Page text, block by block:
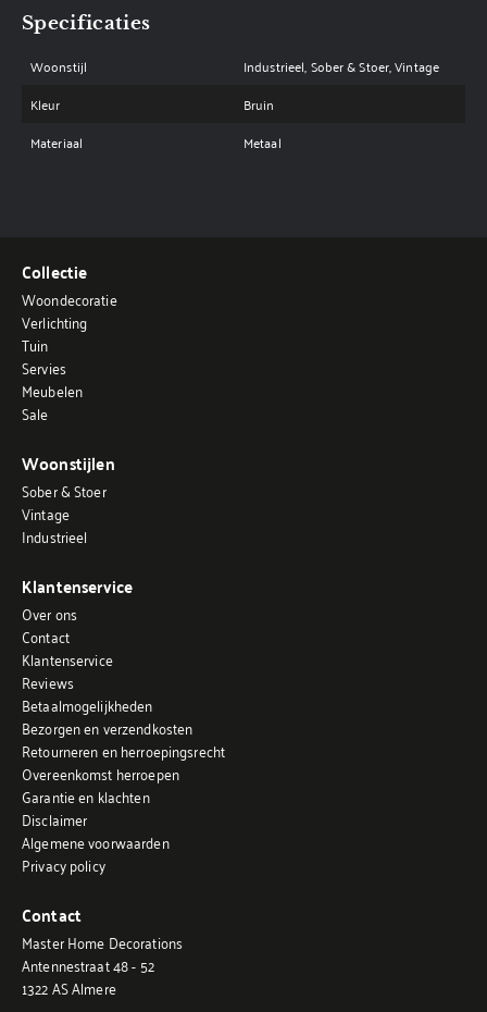
Specificaties
Woonstijl
Industrieel, Sober & Stoer, Vintage
Kleur
Bruin
Materiaal
Metaal
Collectie
Woondecoratie
Verlichting
Tuin
Servies
Meubelen
Sale
Woonstijlen
Sober & Stoer
Vintage
Industrieel
Klantenservice
Over ons
Contact
Klantenservice
Reviews
Betaalmogelijkheden
Bezorgen en verzendkosten
Retourneren en herroepingsrecht
Overeenkomst herroepen
Garantie en klachten
Disclaimer
Algemene voorwaarden
Privacy policy
Contact
Master Home Decorations
Antennestraat 48 - 52
1322 AS Almere